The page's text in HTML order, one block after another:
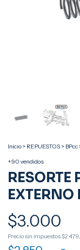
Inicio > REPUESTOS > BPcc
+90 vendidos
RESORTE
EXTERNO
$3.000
Precio sin impuestos